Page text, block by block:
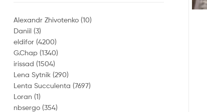
Alexandr Zhivotenko (10)
Daniil (3)
eldifor (4200)
G.Chap (1340)
irissad (1504)
Lena Sytnik (290)
Lenta Succulenta (7697)
Loran (1)
nbsergo (354)